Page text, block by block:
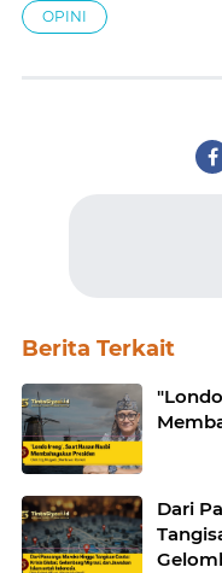
OPINI
Berita Terkait
Dari